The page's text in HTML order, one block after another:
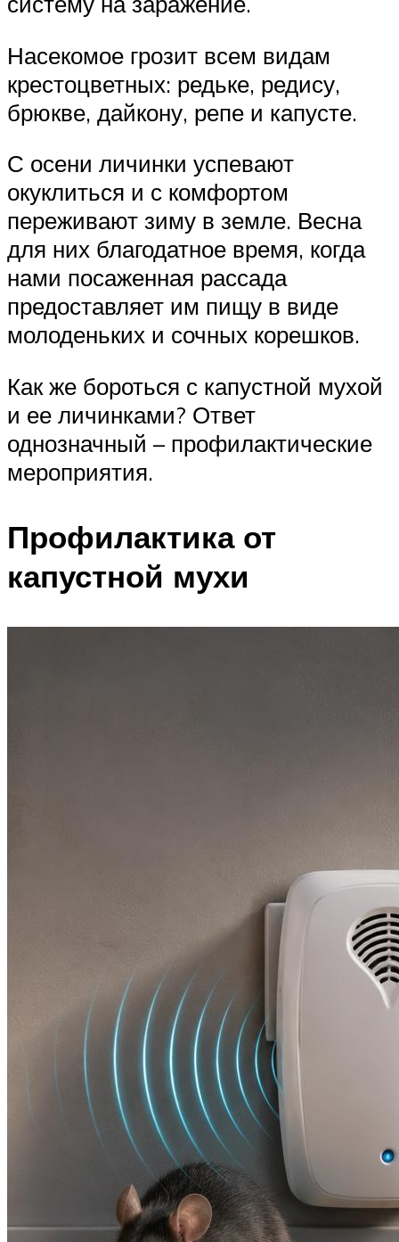
Насекомое грозит всем видам
крестоцветных: редьке, редису,
брюкве, дайкону, репе и капусте.
С осени личинки успевают
окуклиться и с комфортом
переживают зиму в земле. Весна
для них благодатное время, когда
нами посаженная рассада
предоставляет им пищу в виде
молоденьких и сочных корешков.
Как же бороться с капустной мухой
и ее личинками? Ответ
однозначный – профилактические
мероприятия.
Профилактика от
капустной мухи